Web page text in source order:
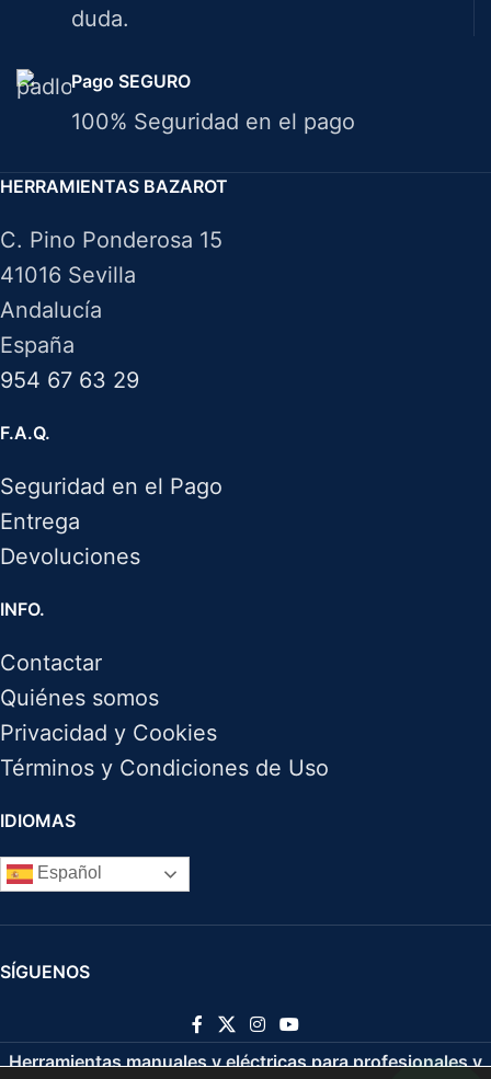
duda.
Pago SEGURO
100% Seguridad en el pago
HERRAMIENTAS BAZAROT
C. Pino Ponderosa 15
41016 Sevilla
Andalucía
España
954 67 63 29
F.A.Q.
Seguridad en el Pago
Entrega
Devoluciones
INFO.
Contactar
Quiénes somos
Privacidad y Cookies
Términos y Condiciones de Uso
IDIOMAS
Español
SÍGUENOS
Herramientas manuales y eléctricas para profesionales y